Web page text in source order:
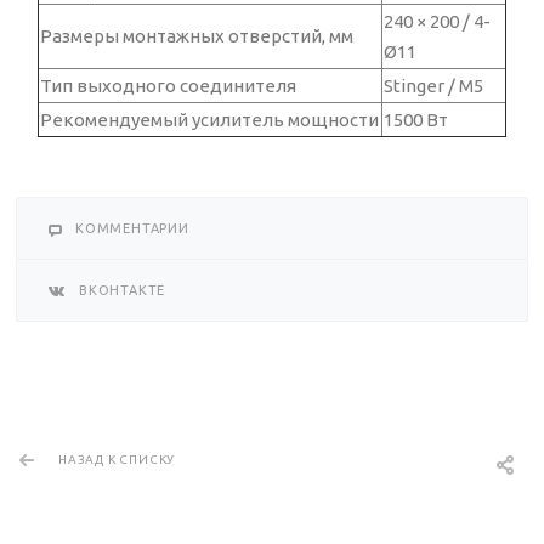
Размеры монтажных отверстий, мм
240 × 200 / 4-
Ø11
Тип выходного соединителя
Stinger / M5
Рекомендуемый усилитель мощности 1500 Вт
КОММЕНТАРИИ
ВКОНТАКТЕ
НАЗАД К СПИСКУ